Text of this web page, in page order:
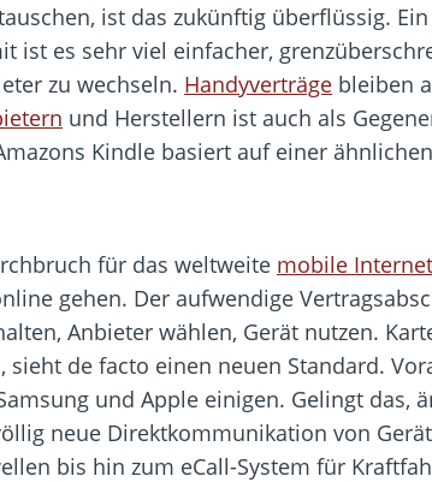
ist das zukünftig überflüssig.
ist es sehr viel einfacher,
zu wechseln. Handyverträge bleiben
und Herstellern ist auch als
Kindle basiert auf einer
für das weltweite mobile Internet
gehen. Der aufwendige
Anbieter wählen, Gerät nutzen.
de facto einen neuen Standard.
und Apple einigen. Gelingt das,
neue Direktkommunikation von
bis hin zum eCall-System für